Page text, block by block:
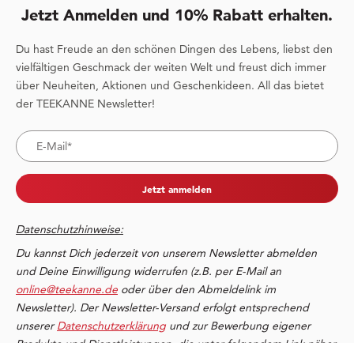
Jetzt Anmelden und 10% Rabatt erhalten.
Du hast Freude an den schönen Dingen des Lebens, liebst den
vielfältigen Geschmack der weiten Welt und freust dich immer
über Neuheiten, Aktionen und Geschenkideen. All das bietet
der TEEKANNE Newsletter!
Jetzt anmelden
Datenschutzhinweise:
Du kannst Dich jederzeit von unserem Newsletter abmelden
und Deine Einwilligung widerrufen (z.B. per E-Mail an
online@teekanne.de oder über den Abmeldelink im
Newsletter). Der Newsletter-Versand erfolgt entsprechend
unsererDatenschutzerklärung und zur Bewerbung eigener